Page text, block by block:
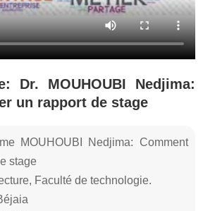
Dr. MOUHOUBI Nedjima:
un rapport de stage
MOUHOUBI Nedjima: Comment
stage
Faculté de technologie.